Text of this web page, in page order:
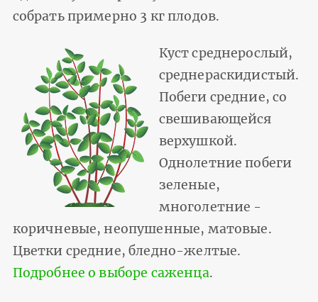
собрать примерно 3 кг плодов.
Куст среднерослый,
среднераскидистый.
Побеги средние, со
свешивающейся
верхушкой.
Однолетние побеги
зеленые,
многолетние -
коричневые, неопушенные, матовые.
Цветки средние, бледно-желтые.
Подробнее о выборе саженца.